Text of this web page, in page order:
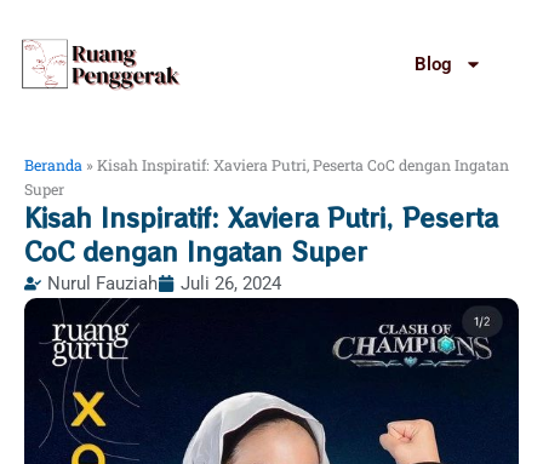
konten
Blog
Beranda »Kisah Inspiratif: Xaviera Putri, Peserta CoC dengan Ingatan
Super
Kisah Inspiratif: Xaviera Putri, Peserta
CoC dengan Ingatan Super
Nurul Fauziah Juli 26, 2024